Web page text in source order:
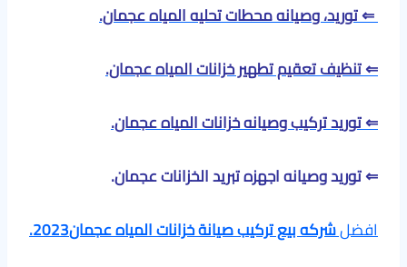
⇐ توريد، وصيانه محطات تحليه المياه عجمان.
⇐ تنظيف تعقيم تطهير خزانات المياه عجمان.
⇐ توريد تركيب وصيانه خزانات المياه عجمان.
⇐ توريد وصيانه اجهزه تبريد الخزانات عجمان.
افضلشركه بيع تركيب صيانة خزانات المياه عجمان2023 .